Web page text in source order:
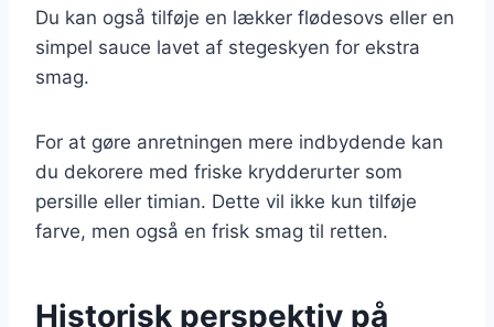
Du kan også tilføje en lækker flødesovs eller en
simpel sauce lavet af stegeskyen for ekstra
smag.
For at gøre anretningen mere indbydende kan
du dekorere med friske krydderurter som
persille eller timian. Dette vil ikke kun tilføje
farve, men også en frisk smag til retten.
Historisk perspektiv på